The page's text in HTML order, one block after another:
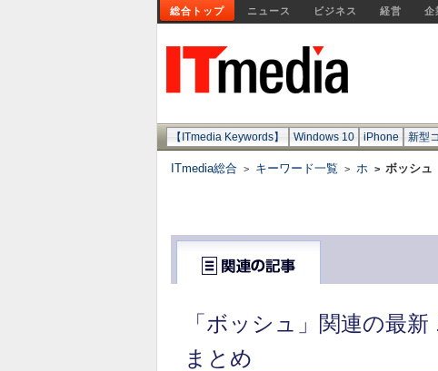
総合トップ ニュース ビジネス 経営 企
【ITmedia Keywords】 Windows 10 iPhone 新型
ITmedia総合 > キーワード一覧 > ホ > ボッシュ
「ボッシュ」関連の最
まとめ